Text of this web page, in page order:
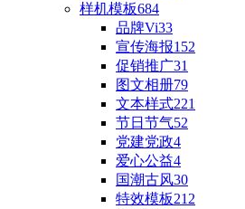
样机模板684
品牌Vi33
宣传海报152
促销推广31
图文相册79
文本样式221
节日节气52
党建党政4
爱心公益4
国潮古风30
特效模板212